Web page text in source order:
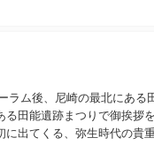
ラム後、尼崎の最北にあ
る田能遺跡まつりで御挨拶
出てくる、弥生時代の貴